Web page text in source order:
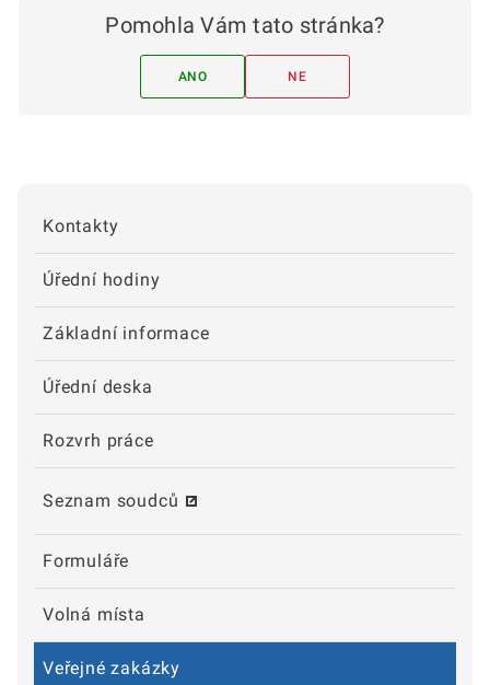
Kontakty
Úřední hodiny
Základní informace
Úřední deska
Rozvrh práce
Seznam soudců
Formuláře
Volná místa
Veřejné zakázky
Pomohla Vám tato stránka?
ANO NE